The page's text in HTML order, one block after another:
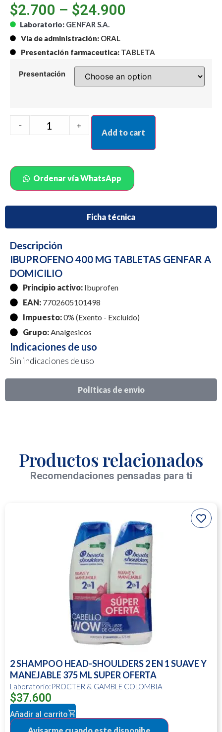
$2.700 – $24.900
Laboratorio: GENFAR S.A.
Via de administración: ORAL
Presentación farmaceutica: TABLETA
Presentación
- +
Add to cart
Ordenar vía WhatsApp
Ficha técnica
Políticas de envio
Descripción
IBUPROFENO 400 MG TABLETAS GENFAR A
DOMICILIO
Principio activo: Ibuprofen
EAN: 7702605101498
Impuesto:0% (Exento - Excluido)
Grupo:Analgesicos
Indicaciones de uso
Sin indicaciones de uso
Productos relacionados
Recomendaciones pensadas para ti
2 SHAMPOO HEAD-SHOULDERS 2 EN 1 SUAVE Y
MANEJABLE 375 ML SUPER OFERTA
Laboratorio:PROCTER & GAMBLE COLOMBIA
$37.600
Añadir al carrito